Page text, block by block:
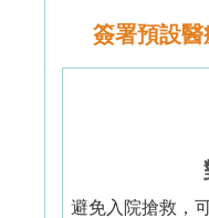
簽署預設醫
避免入院搶救，